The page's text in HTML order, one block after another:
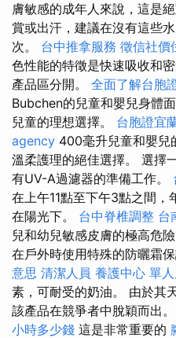
膚敏感的成年人來說，這是
賞或出汗，建議在沒有這些
次。 台中推拿服務 徵信社價
色性能的特徵是快速吸收和
產品區分開。 全面了解台胞
Bubchen的兒童和嬰兒身體
兒童的理想選擇。 台胞證宜
agency 400毫升兒童和嬰兒
溫柔護理的絕佳選擇。 選擇
有UV-A過濾器的準備工作。
在上午11點至下午3點之間，
在陽光下。 台中脊椎調整 台
兒和幼兒敏感皮膚的極高危險
在戶外時使用特殊的防曬霜
意思 清潔人員 養護中心 單
素，可耐受的奶油。 由於其
該產品在競爭者中脫穎而出。
小時多少錢 這是非常重要的